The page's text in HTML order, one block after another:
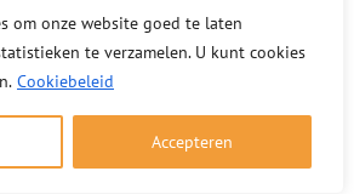
om onze website goed te laten
te verzamelen. U kunt cookies
Cookiebeleid
Accepteren
begonnen: tips voor veilig
stoken